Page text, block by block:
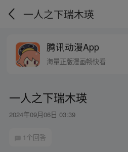
一人之下瑞木瑛
腾讯动漫App
海量正版漫画畅快看
一人之下瑞木瑛
2024年09月06日 03:39
1个回答